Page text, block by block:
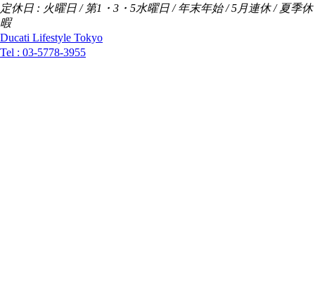
定休日 : 火曜日 / 第1・3・5水曜日 / 年末年始 / 5月連休 / 夏季休
暇
Ducati Lifestyle Tokyo
Tel : 03-5778-3955